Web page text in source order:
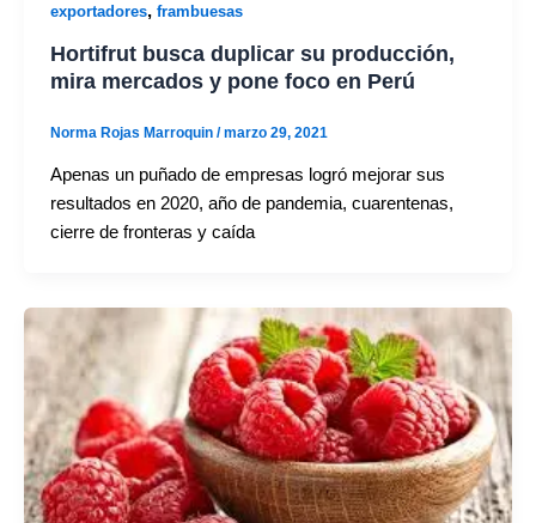
exportadores, frambuesas
Hortifrut busca duplicar su producción,
mira mercados y pone foco en Perú
Norma Rojas Marroquin /marzo 29, 2021
Apenas un puñado de empresas logró mejorar sus
resultados en 2020, año de pandemia, cuarentenas,
cierre de fronteras y caída